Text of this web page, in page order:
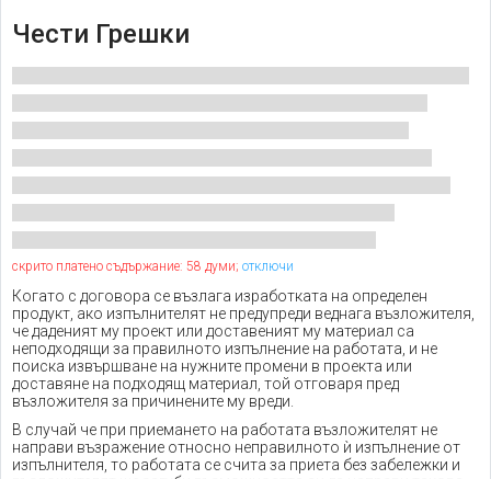
Чести Грешки
скрито платено съдържание: 58 думи; отключи
Когато с договора се възлага изработката на определен
продукт, ако изпълнителят не предупреди веднага възложителя,
че даденият му проект или доставеният му материал са
неподходящи за правилното изпълнение на работата, и не
поиска извършване на нужните промени в проекта или
доставяне на подходящ материал, той отговаря пред
възложителя за причинените му вреди.
В случай че при приемането на работата възложителят не
направи възражение относно неправилното ѝ изпълнение от
изпълнителя, то работата се счита за приета без забележки и